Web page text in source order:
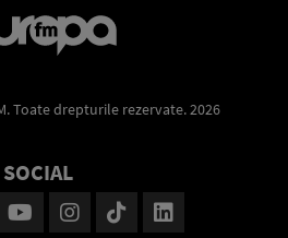
Toate drepturile rezervate. 2026
SOCIAL